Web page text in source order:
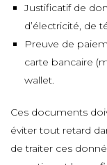
Justificatif de
d’électricité, de
Preuve de
carte bancaire
wallet.
Ces documents
éviter tout retard
de traiter ces